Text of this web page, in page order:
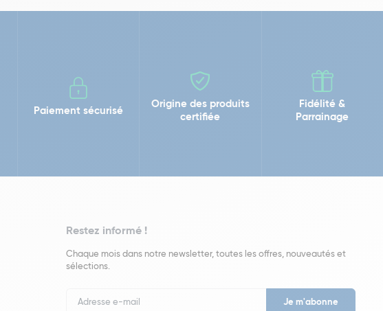
Paiement sécurisé
Origine des produits
certifiée
Fidélité &
Parrainage
Restez informé !
Chaque mois dans notre newsletter, toutes les offres, nouveautés et
sélections.
Newsletter